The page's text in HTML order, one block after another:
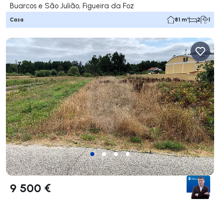
Buarcos e São Julião, Figueira da Foz
Casa 81 m² 2 1
9 500 €